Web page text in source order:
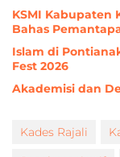
KSMI Kabupaten
Bahas
Islam di
Fest 2026
Akademisi dan
Kades Rajali